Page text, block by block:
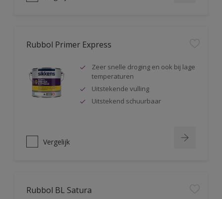
Rubbol Primer Express
Zeer snelle droging en ook bij lage
temperaturen
Uitstekende vulling
Uitstekend schuurbaar
Vergelijk
Rubbol BL Satura